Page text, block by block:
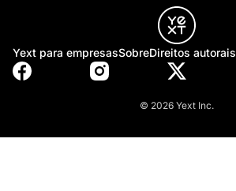
Yext para empresasSobreDireitos autorais
© 2026 Yext Inc.